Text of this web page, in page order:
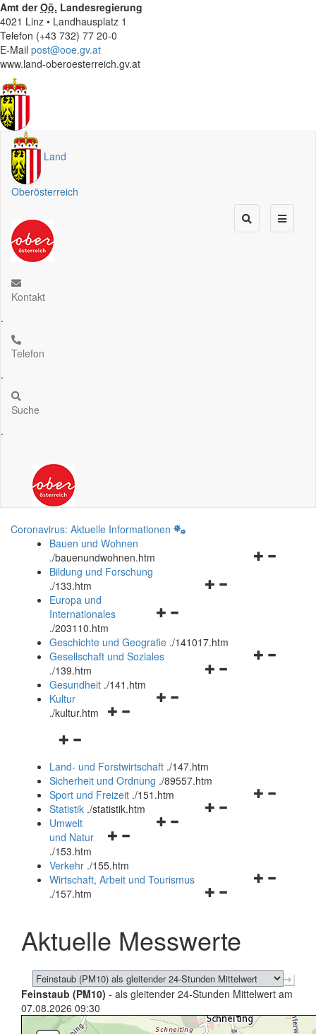
Amt derOö. Landesregierung
4021 Linz • Landhausplatz 1
Telefon (+43 732) 77 20-0
E-Mail post@ooe.gv.at
www.land-oberoesterreich.gv.at
Land
Oberösterreich
Kontakt
.
Telefon
.
Suche
.
Coronavirus: Aktuelle Informationen
Bauen und Wohnen
./bauenundwohnen.htm
Navigationsmenü
Bildung und Forschung
./133.htm
Navigationsmenü
und
schließen
Europa und
Internationales
./203110.htm
Geschichte und Geografie ./141017.htm
Navigationsmenü
Gesellschaft und Soziales
./139.htm
Navigationsmenü
Gesundheit ./141.htm
Navigationsmenü
Kultur
./kultur.htm
Navigationsmenü
und
schließen
Land- und Forstwirtschaft ./147.htm
Sicherheit und Ordnung ./89557.htm
Navigationsmenü
Sport und Freizeit ./151.htm
Navigationsmenü
Statistik ./statistik.htm
Navigationsmenü
und
schließen
Umwelt
und Natur
./153.htm
Verkehr ./155.htm
Navigationsmenü
schließen
Wirtschaft, Arbeit und Tourismus
./157.htm
Aktuelle Messwerte
Feinstaub (PM10) - als gleitender 24-Stunden Mittelwert am
07.08.2026 09:30